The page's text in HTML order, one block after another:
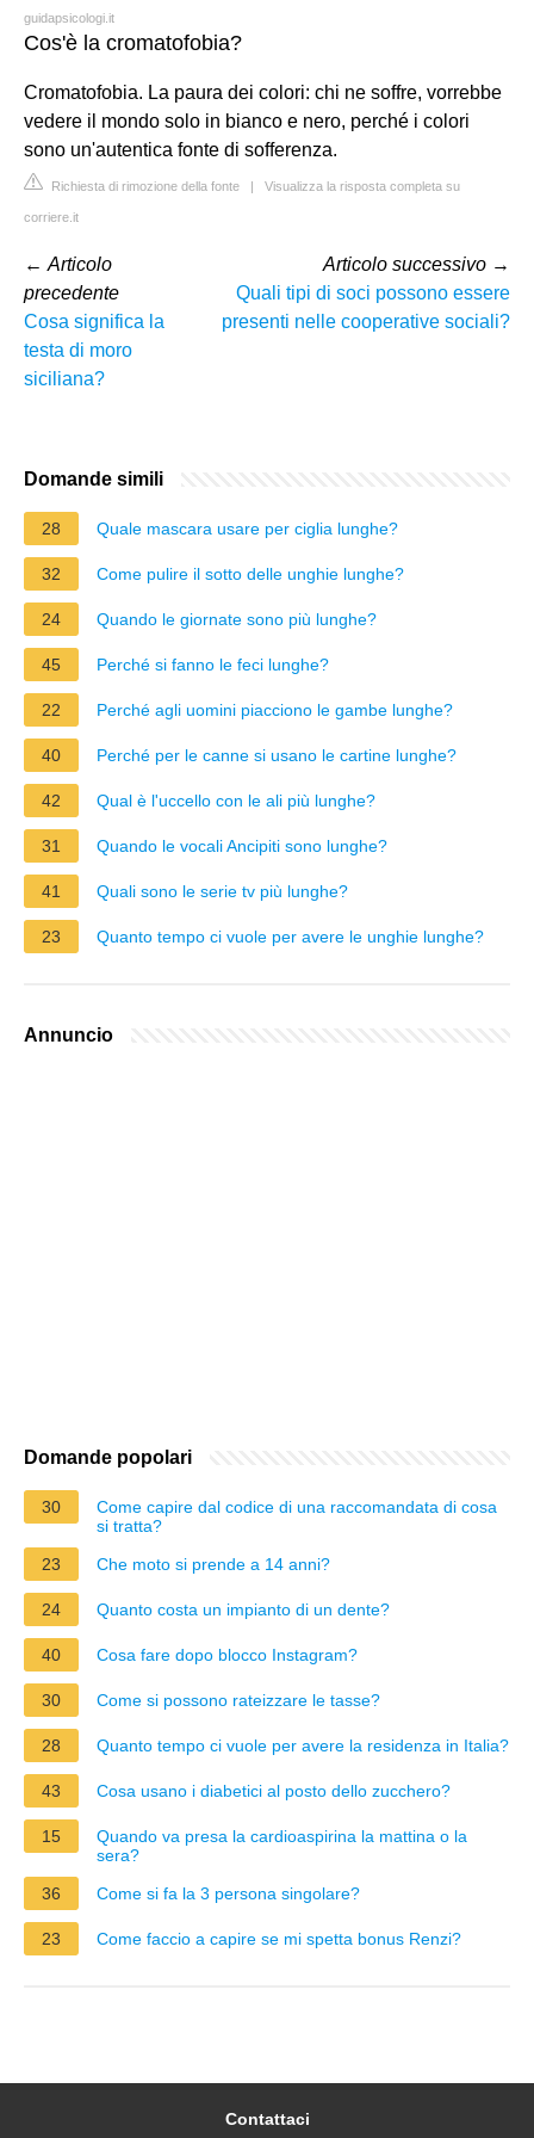
guidapsicologi.it
Cos'è la cromatofobia?
Cromatofobia. La paura dei colori: chi ne soffre, vorrebbe
vedere il mondo solo in bianco e nero, perché i colori
sono un'autentica fonte di sofferenza.
Richiesta di rimozione della fonte | Visualizza la risposta completa su
corriere.it
← Articolo
precedente
Cosa significa la
testa di moro
siciliana?
Articolo successivo →
Quali tipi di soci possono essere
presenti nelle cooperative sociali?
Domande simili
28 Quale mascara usare per ciglia lunghe?
32 Come pulire il sotto delle unghie lunghe?
24 Quando le giornate sono più lunghe?
45 Perché si fanno le feci lunghe?
22 Perché agli uomini piacciono le gambe lunghe?
40 Perché per le canne si usano le cartine lunghe?
42 Qual è l'uccello con le ali più lunghe?
31 Quando le vocali Ancipiti sono lunghe?
41 Quali sono le serie tv più lunghe?
23 Quanto tempo ci vuole per avere le unghie lunghe?
Annuncio
Domande popolari
30
Come capire dal codice di una raccomandata di cosa
si tratta?
23
Che moto si prende a 14 anni?
24 Quanto costa un impianto di un dente?
40 Cosa fare dopo blocco Instagram?
30 Come si possono rateizzare le tasse?
28 Quanto tempo ci vuole per avere la residenza in Italia?
43 Cosa usano i diabetici al posto dello zucchero?
15
Quando va presa la cardioaspirina la mattina o la
sera?
36
Come si fa la 3 persona singolare?
23 Come faccio a capire se mi spetta bonus Renzi?
Contattaci